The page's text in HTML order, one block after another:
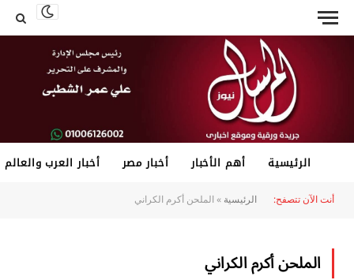
الرئيسية أهم الأخبار أخبار مصر
أخبار العرب والعالم
أنت الآن تتصفح:
الرئيسية»الملحن أكرم الكراني
الملحن أكرم الكراني